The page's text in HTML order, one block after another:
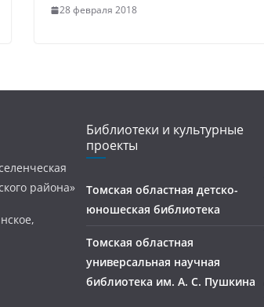
28 февраля 2018
района»
Библиотеки и культурные
проекты
Томская областная детско-
юношеская библиотека
Томская областная
универсальная научная
библиотека им. А. С. Пушкина